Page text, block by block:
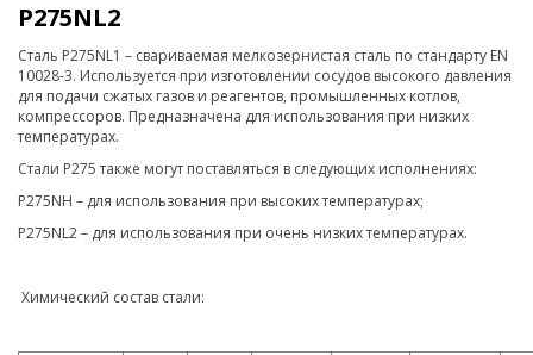
P275NL2
Сталь P275NL1 – свариваемая мелкозернистая сталь по стандарту EN
10028-3. Используется при изготовлении сосудов высокого давления
для подачи сжатых газов и реагентов, промышленных котлов,
компрессоров. Предназначена для использования при низких
температурах.
Стали P275 также могут поставляться в следующих исполнениях:
P275NH – для использования при высоких температурах;
P275NL2 – для использования при очень низких температурах.
Химический состав стали: